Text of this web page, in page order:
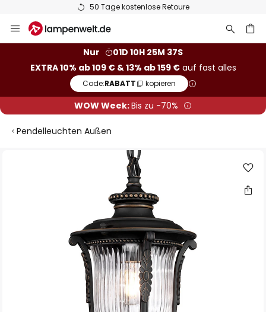
50 Tage kostenlose Retoure
Inhalt
Nur
01D 10H 25M 37S
EXTRA 10% ab 109 € & 13% ab 159 €auf fast alles
Code:RABATT kopieren
WOW Week:Bis zu -70%
Pendelleuchten Außen